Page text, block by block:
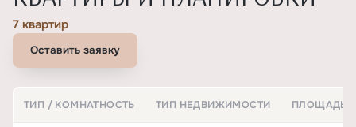
7 квартир
Оставить заявку
ТИП / КОМНАТНОСТЬ ТИП НЕДВИЖИМОСТИ ПЛОЩАДЬ